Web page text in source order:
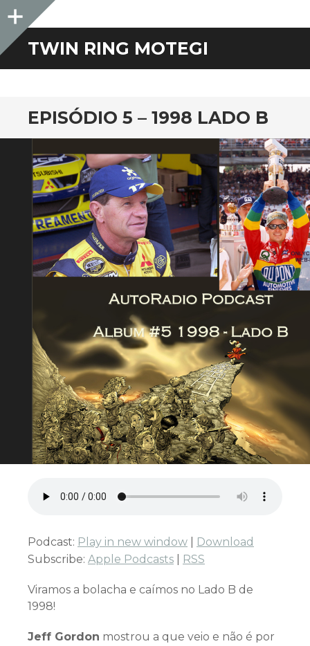
Sidebar
TWIN RING MOTEGI
EPISÓDIO 5 – 1998 LADO B
Podcast: Play in new window
Download
Subscribe: Apple Podcasts RSS
Viramos a bolacha e caímos no Lado B de
1998!
Jeff Gordon mostrou a que veio e não é por